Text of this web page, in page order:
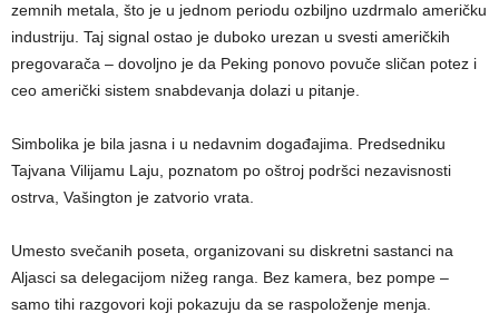
zemnih metala, što je u jednom periodu ozbiljno uzdrmalo američku
industriju. Taj signal ostao je duboko urezan u svesti američkih
pregovarača – dovoljno je da Peking ponovo povuče sličan potez i
ceo američki sistem snabdevanja dolazi u pitanje.
Simbolika je bila jasna i u nedavnim događajima. Predsedniku
Tajvana Vilijamu Laju, poznatom po oštroj podršci nezavisnosti
ostrva, Vašington je zatvorio vrata.
Umesto svečanih poseta, organizovani su diskretni sastanci na
Aljasci sa delegacijom nižeg ranga. Bez kamera, bez pompe –
samo tihi razgovori koji pokazuju da se raspoloženje menja.